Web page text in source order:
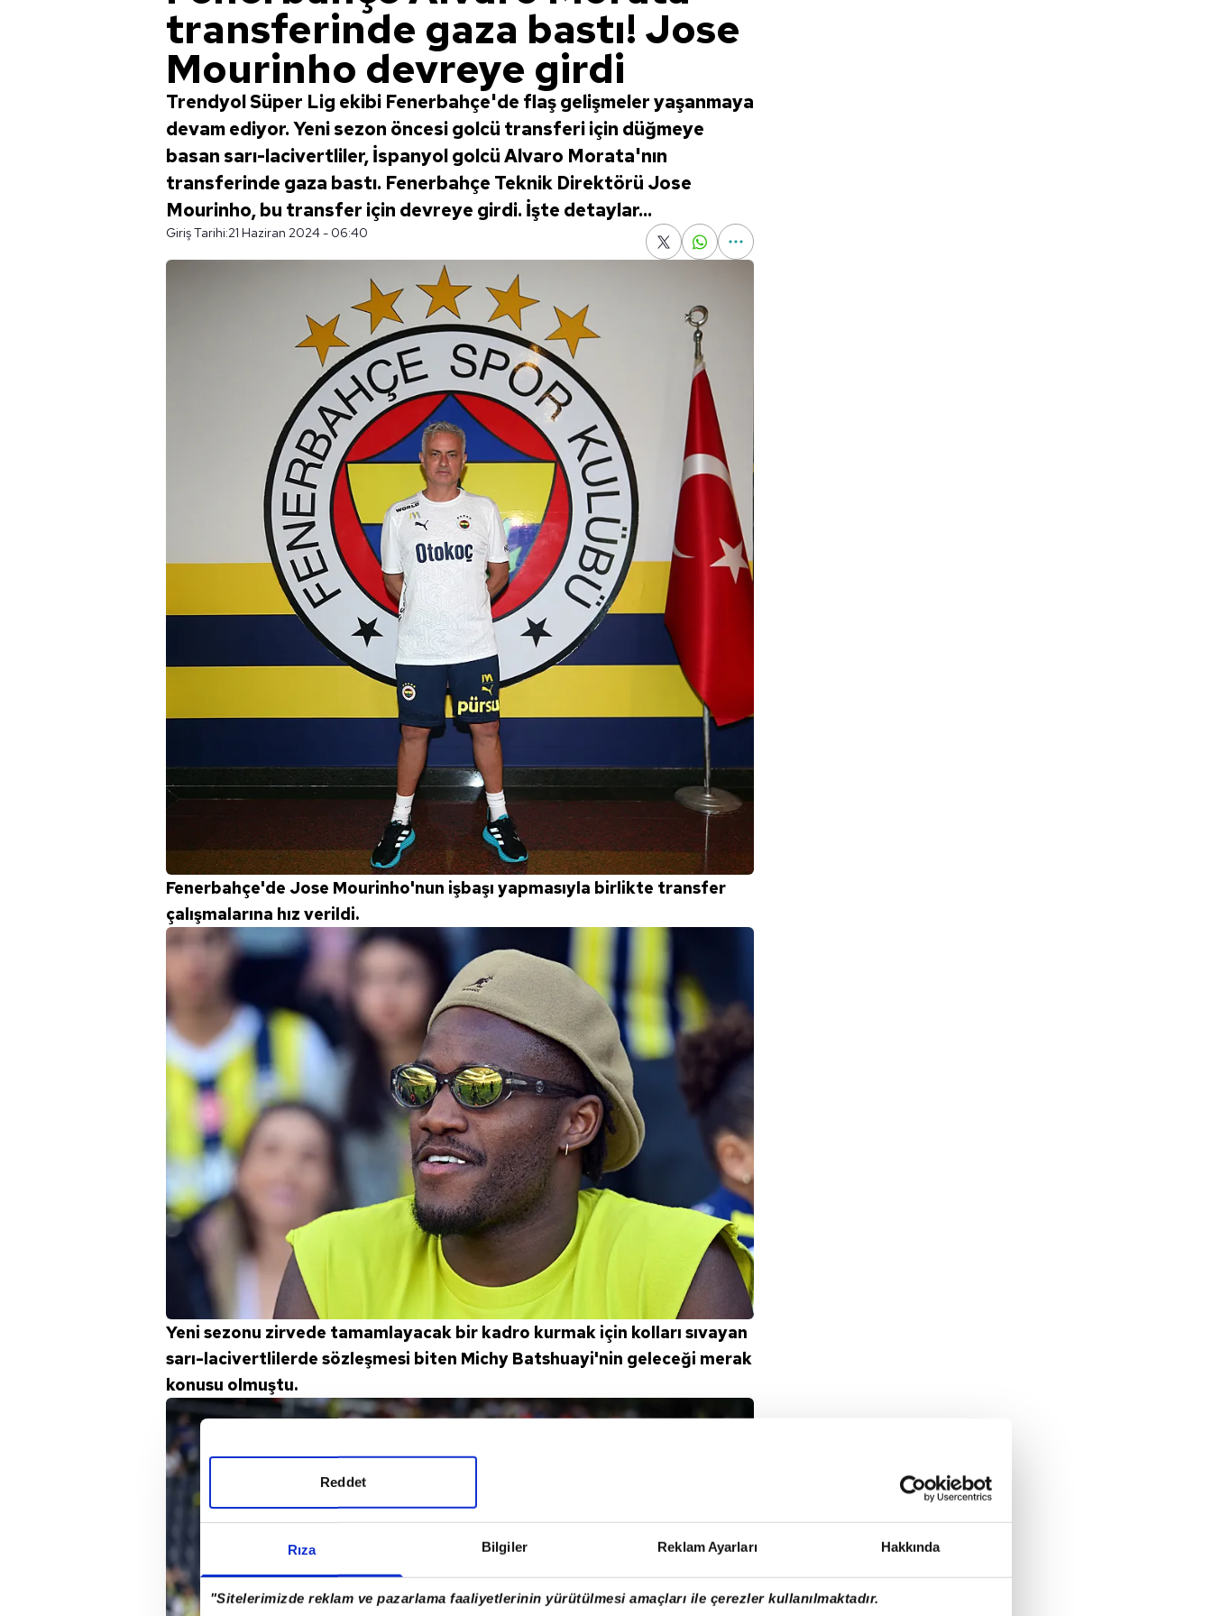
Rıza Bilgiler Reklam Ayarları Hakkında
"Sitelerimizde reklam ve pazarlama faaliyetlerinin yürütülmesi amaçları ile çerezler kullanılmaktadır.
Reddet
transferinde gaza bastı! Jose
Mourinho devreye girdi
Trendyol Süper Lig ekibi Fenerbahçe'de flaş gelişmeler yaşanmaya
devam ediyor. Yeni sezon öncesi golcü transferi için düğmeye
basan sarı-lacivertliler, İspanyol golcü Alvaro Morata'nın
transferinde gaza bastı. Fenerbahçe Teknik Direktörü Jose
Mourinho, bu transfer için devreye girdi. İşte detaylar...
Giriş Tarihi:21 Haziran 2024 - 06:40
Fenerbahçe'de Jose Mourinho'nun işbaşı yapmasıyla birlikte transfer
çalışmalarına hız verildi.
Yeni sezonu zirvede tamamlayacak bir kadro kurmak için kolları sıvayan
sarı-lacivertlilerde sözleşmesi biten Michy Batshuayi'nin geleceği merak
konusu olmuştu.